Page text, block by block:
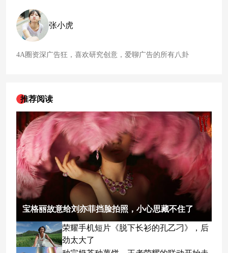
张小虎
4A圈资深广告狂，喜欢研究创意，爱聊广告的所有八卦
推荐阅读
宝格丽故意给刘亦菲挡脸拍照，小心思藏不住了
荣耀手机短片《脱下长衫的孔乙刁》，后
劲太大了